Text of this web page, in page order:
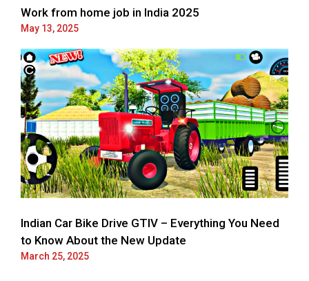
Work from home job in India 2025
May 13, 2025
Indian Car Bike Drive GTIV – Everything You Need
to Know About the New Update
March 25, 2025